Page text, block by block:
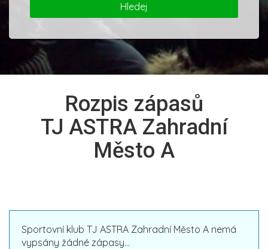
Rozpis zápasů
TJ ASTRA Zahradní
Město A
Sportovní klub TJ ASTRA Zahradní Město A nemá
vypsány žádné zápasy...